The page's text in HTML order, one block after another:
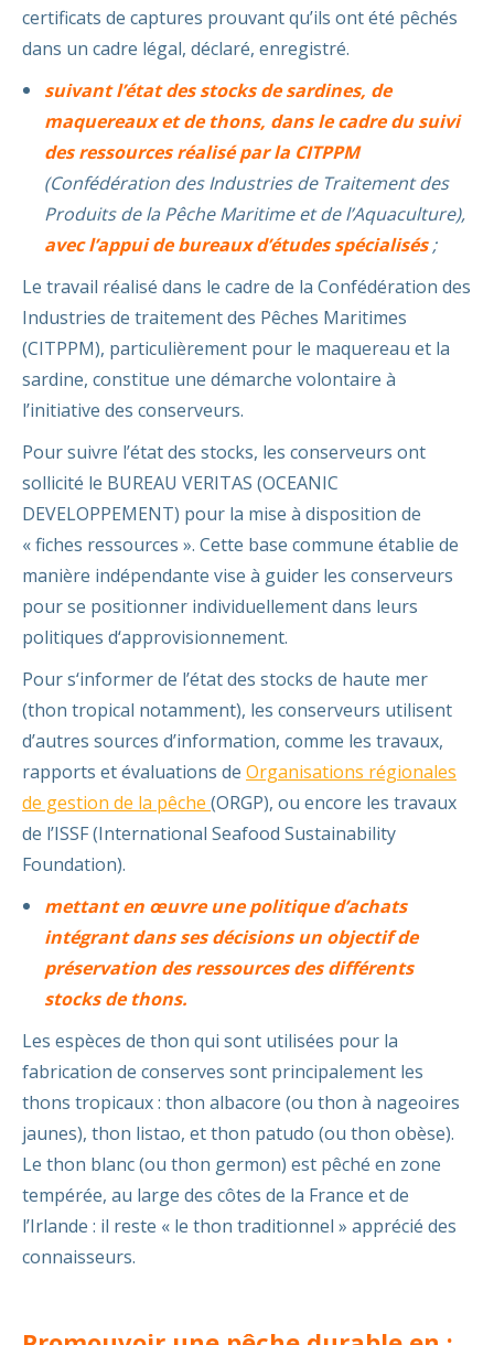
certificats de captures prouvant qu’ils ont été pêchés
dans un cadre légal, déclaré, enregistré.
suivant l’état des stocks de sardines, de
maquereaux et de thons, dans le cadre du suivi
des ressources réalisépar la CITPPM
(Confédération des Industries de Traitement des
Produits de la Pêche Maritime et de l’Aquaculture),
avec l’appui de bureaux d’études spécialisés;
Le travail réalisé dans le cadre de la Confédération des
Industries de traitement des Pêches Maritimes
(CITPPM), particulièrement pour le maquereau et la
sardine, constitue une démarche volontaire à
l’initiative des conserveurs.
Pour suivre l’état des stocks, les conserveurs ont
sollicité le BUREAU VERITAS (OCEANIC
DEVELOPPEMENT) pour la mise à disposition de
« fiches ressources ». Cette base commune établie de
manière indépendante vise à guider les conserveurs
pour se positionner individuellement dans leurs
politiques d‘approvisionnement.
Pour s‘informer de l’état des stocks de haute mer
(thon tropical notamment), les conserveurs utilisent
d’autres sources d’information, comme les travaux,
rapports et évaluations de Organisations régionales
de gestion de la pêche (ORGP), ou encore les travaux
de l’ISSF (International Seafood Sustainability
Foundation).
mettant en œuvre une politique d’achats
intégrant dans ses décisions un objectif de
préservation des ressources des différents
stocks de thons.
Les espèces de thon qui sont utilisées pour la
fabrication de conserves sont principalement les
thons tropicaux : thon albacore (ou thon à nageoires
jaunes), thon listao, et thon patudo (ou thon obèse).
Le thon blanc (ou thon germon) est pêché en zone
tempérée, au large des côtes de la France et de
l’Irlande : il reste « le thon traditionnel » apprécié des
connaisseurs.